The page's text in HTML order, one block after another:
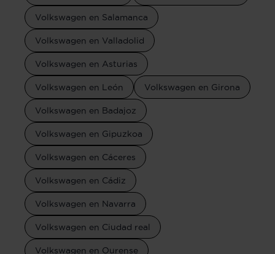
Volkswagen en Salamanca
Volkswagen en Valladolid
Volkswagen en Asturias
Volkswagen en León Volkswagen en Girona
Volkswagen en Badajoz
Volkswagen en Gipuzkoa
Volkswagen en Cáceres
Volkswagen en Cádiz
Volkswagen en Navarra
Volkswagen en Ciudad real
Volkswagen en Ourense